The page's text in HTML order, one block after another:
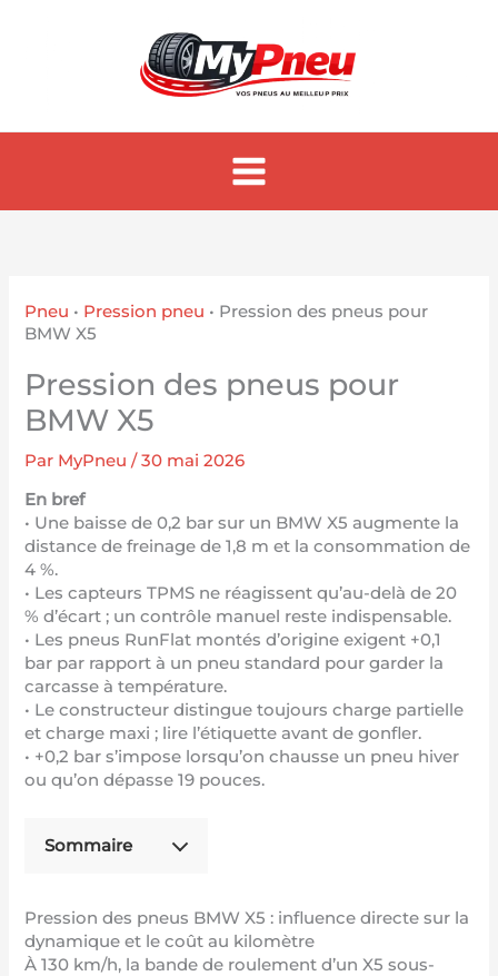
Pneu • Pression pneu • Pression des pneus pour
BMW X5
Pression des pneus pour
BMW X5
Par MyPneu/30 mai 2026
En bref
• Une baisse de 0,2 bar sur un BMW X5 augmente la
distance de freinage de 1,8 m et la consommation de
4 %.
• Les capteurs TPMS ne réagissent qu’au-delà de 20
% d’écart ; un contrôle manuel reste indispensable.
• Les pneus RunFlat montés d’origine exigent +0,1
bar par rapport à un pneu standard pour garder la
carcasse à température.
• Le constructeur distingue toujours charge partielle
et charge maxi ; lire l’étiquette avant de gonfler.
• +0,2 bar s’impose lorsqu’on chausse un pneu hiver
ou qu’on dépasse 19 pouces.
Sommaire
Pression des pneus BMW X5 : influence directe sur la
dynamique et le coût au kilomètre
À 130 km/h, la bande de roulement d’un X5 sous-